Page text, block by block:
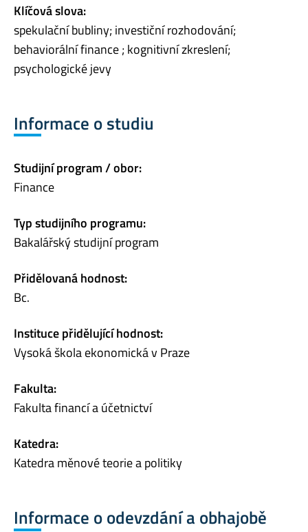
Klíčová slova:
spekulační bubliny; investiční rozhodování;
behaviorální finance ; kognitivní zkreslení;
psychologické jevy
Informace o studiu
Studijní program / obor:
Finance
Typ studijního programu:
Bakalářský studijní program
Přidělovaná hodnost:
Bc.
Instituce přidělující hodnost:
Vysoká škola ekonomická v Praze
Fakulta:
Fakulta financí a účetnictví
Katedra:
Katedra měnové teorie a politiky
Informace o odevzdání a obhajobě